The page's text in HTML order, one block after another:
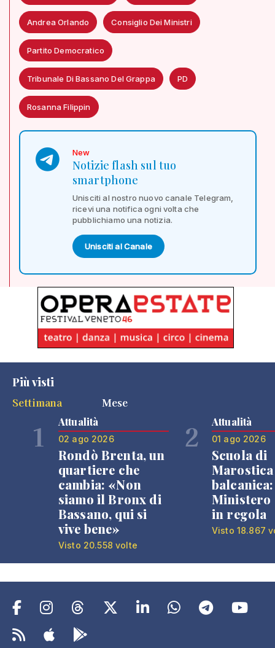
Andrea Orlando Consiglio Dei Ministri
Partito Democratico
Tribunale Di Bassano Del Grappa PD
Rosanna Filippin
New
Notizie flash sul tuo
smartphone
Unisciti al nostro nuovo canale Telegram,
ricevi una notifica ogni volta che
pubblichiamo una notizia.
Unisciti al Canale
Più visti
Settimana
Mese
1 Attualità
02 ago 2026
Rondò Brenta, un
quartiere che
cambia: «Non
siamo il Bronx di
Bassano, qui si
vive bene»
Visto 20.558 volte
2 Attualità
01 ago 2026
Scuola di
Ministero
in regola
Visto 18.867